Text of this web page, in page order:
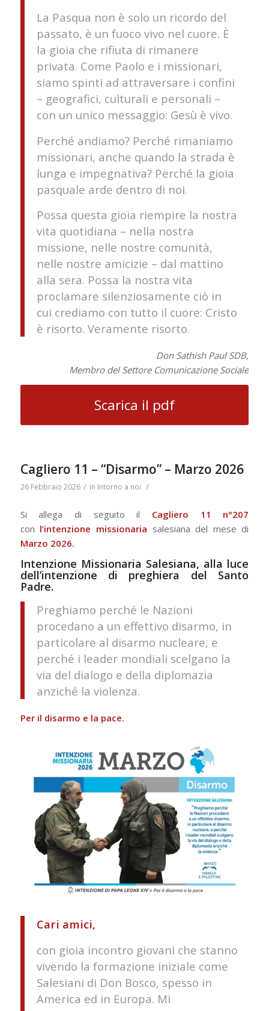
La Pasqua non è solo un ricordo del
passato, è un fuoco vivo nel cuore. È
la gioia che rifiuta di rimanere
privata. Come Paolo e i missionari,
siamo spinti ad attraversare i confini
– geografici, culturali e personali –
con un unico messaggio: Gesù è vivo.
Perché andiamo? Perché rimaniamo
missionari, anche quando la strada è
lunga e impegnativa? Perché la gioia
pasquale arde dentro di noi.
Possa questa gioia riempire la nostra
vita quotidiana – nella nostra
missione, nelle nostre comunità,
nelle nostre amicizie – dal mattino
alla sera. Possa la nostra vita
proclamare silenziosamente ciò in
cui crediamo con tutto il cuore: Cristo
è risorto. Veramente risorto.
Don Sathish Paul SDB,
Membro del Settore Comunicazione Sociale
Scarica il pdf
Cagliero 11 – “Disarmo” – Marzo 2026
26 Febbraio 2026 / in Intorno a noi /
Si allega di seguito il Cagliero 11 n°207
con l’intenzione missionaria salesiana del mese di
Marzo 2026.
Intenzione Missionaria Salesiana, alla luce
dell’intenzione di preghiera del Santo
Padre.
Preghiamo perché le Nazioni
procedano a un effettivo disarmo, in
particolare al disarmo nucleare, e
perché i leader mondiali scelgano la
via del dialogo e della diplomazia
anziché la violenza.
Per il disarmo e la pace.
Cari amici,
con gioia incontro giovani che stanno
vivendo la formazione iniziale come
Salesiani di Don Bosco, spesso in
America ed in Europa. Mi